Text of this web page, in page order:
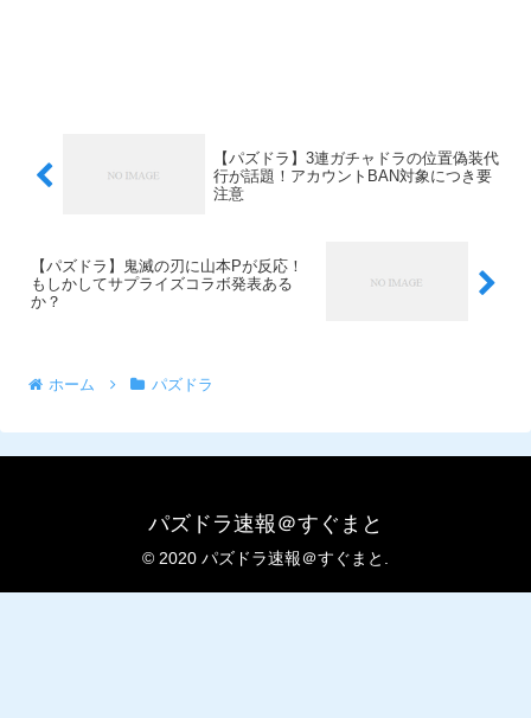
【パズドラ】3連ガチャドラの位置偽装代
行が話題！アカウントBAN対象につき要
注意
【パズドラ】鬼滅の刃に山本Pが反応！
もしかしてサプライズコラボ発表ある
か？
ホーム パズドラ
パズドラ速報＠すぐまと
© 2020 パズドラ速報＠すぐまと.